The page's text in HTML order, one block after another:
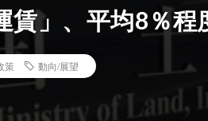
賃」、平均8％
策 動向/展望